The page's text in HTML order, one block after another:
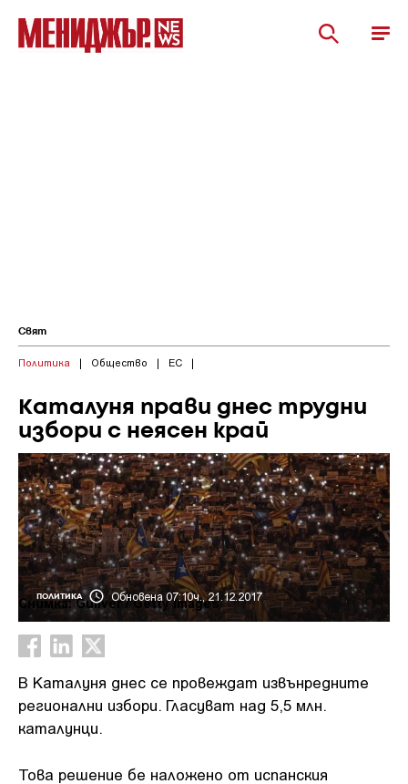
Свят
Политика | Общество | ЕС |
Каталуня прави днес трудни
избори с неясен край
ПОЛИТИКА Обновена 07:10ч., 21.12.2017
Снимка: Guliver / Getty Images
В Каталуня днес се провеждат извънредните
регионални избори. Гласуват над 5,5 млн.
каталунци.
Това решение бе наложено от испанския